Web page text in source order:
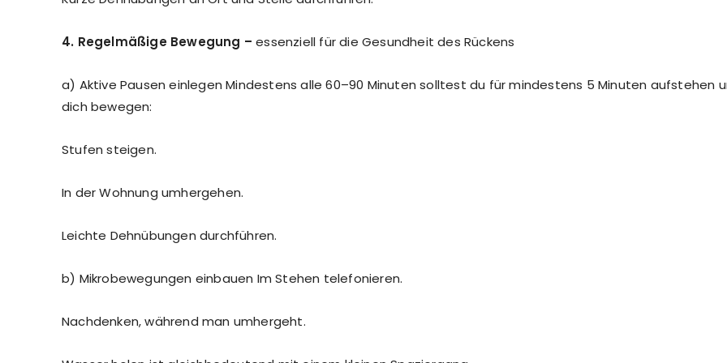
4. Regelmäßige Bewegung – essenziell für die Gesundheit des Rückens
a) Aktive Pausen einlegen Mindestens alle 60–90 Minuten solltest du für mindestens 5 Minuten aufstehen
dich bewegen:
Stufen steigen.
In der Wohnung umhergehen.
Leichte Dehnübungen durchführen.
b) Mikrobewegungen einbauen Im Stehen telefonieren.
Nachdenken, während man umhergeht.